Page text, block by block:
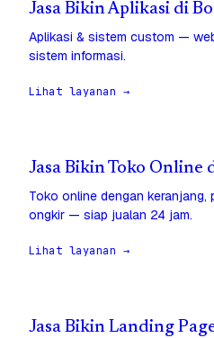
Jasa Bikin Aplikasi di
Aplikasi & sistem custom —
sistem informasi.
Lihat layanan →
Jasa Bikin Toko Online
Toko online dengan keranjang,
ongkir — siap jualan 24 jam.
Lihat layanan →
Jasa Bikin Landing